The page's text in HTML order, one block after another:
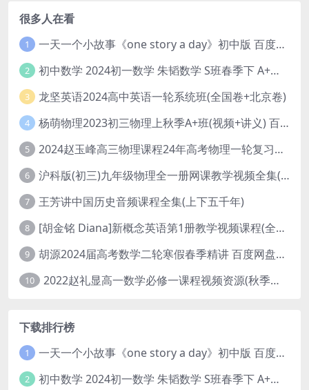
很多人在看
1 一天一个小故事《one story a day》初中版 百度网盘分享下载
2 初中数学 2024初一数学 朱韬数学 S班春季下 A+班春季下 百度云网盘
3 龙坚英语2024高中英语一轮系统班(全国卷+北京卷)
4 杨萌物理2023初三物理上秋季A+班(视频+讲义) 百度网盘分享
5 2024赵玉峰高三物理课程24年高考物理一轮复习网课教程
6 沪科版(初三)九年级物理全一册网课教学视频全集(录播版 杜春雨 66讲)
7 王芳讲中国历史音频课程全集(上下五千年)
8 [胡金铭 Diana]新概念英语第1册教学视频课程(全集 百度网盘下载)
9 胡源2024届高考数学二轮寒假春季精讲 百度网盘分享
10 2022赵礼显高一数学必修一课程视频资源(秋季班 含讲义)百度网盘云
下载排行榜
1 一天一个小故事《one story a day》初中版 百度网盘分享下载
2 初中数学 2024初一数学 朱韬数学 S班春季下 A+班春季下 百度云网盘